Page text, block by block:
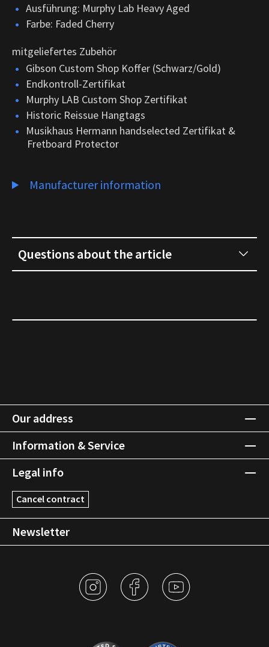
Ausführung: Murphy Lab Heavy Aged
Farbe: Faded Cherry
mitgeliefertes Zubehör
Gibson Custom Shop Koffer (Schwarz/Gold)
Endkontroll-Zertifikat
Murphy LAB Custom Shop Zertifikat
Historic Reissue Hangtags
Musikhaus Hermann handselected Zertifikat &
Fretboard Protector
Manufacturer information
Questions about the article
Our address
Information & Service
Legal info
Cancel contract
Newsletter